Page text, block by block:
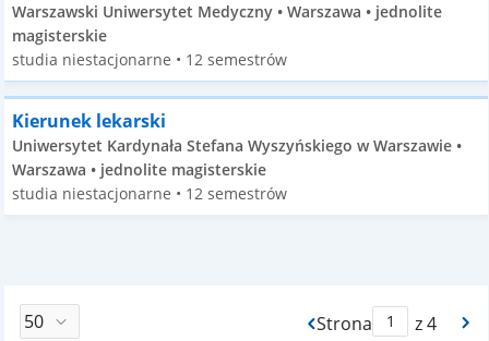
Warszawski Uniwersytet Medyczny • Warszawa • jednolite
magisterskie
studia niestacjonarne • 12 semestrów
Kierunek lekarski
Uniwersytet Kardynała Stefana Wyszyńskiego w Warszawie •
Warszawa • jednolite magisterskie
studia niestacjonarne • 12 semestrów
Strona
Max Stronaz 4